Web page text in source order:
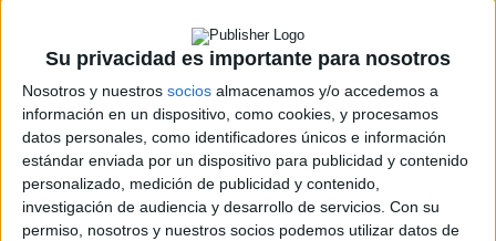
Su privacidad es importante para nosotros
Nosotros y nuestros socios almacenamos y/o accedemos a
información en un dispositivo, como cookies, y procesamos
datos personales, como identificadores únicos e información
estándar enviada por un dispositivo para publicidad y contenido
personalizado, medición de publicidad y contenido,
investigación de audiencia y desarrollo de servicios. Con su
permiso, nosotros y nuestros socios podemos utilizar datos de
RallyCross
Circuitos
F1
Fórmula E
F2 / F3 / F4
Resistencia
Indycar